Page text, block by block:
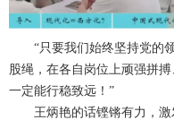
“只要我们始终坚持党的
股绳，在各自岗位上顽强拼
一定能行稳致远！”
王炳艳的话铿锵有力，